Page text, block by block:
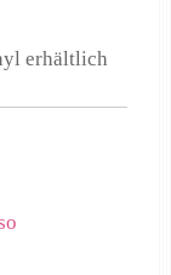
erhältlich